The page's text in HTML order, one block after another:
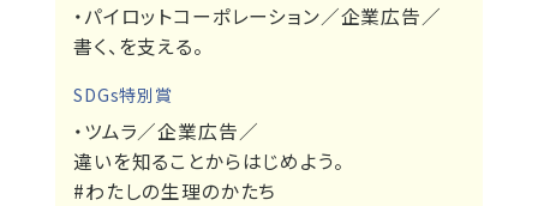
・パイロットコーポレーション／企業広告／
書く、を支える。
SDGs特別賞
・ツムラ／企業広告／
違いを知ることからはじめよう。
#わたしの生理のかたち